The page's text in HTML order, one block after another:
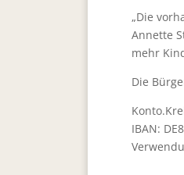
„Die
Annette
mehr
Die
IBAN: